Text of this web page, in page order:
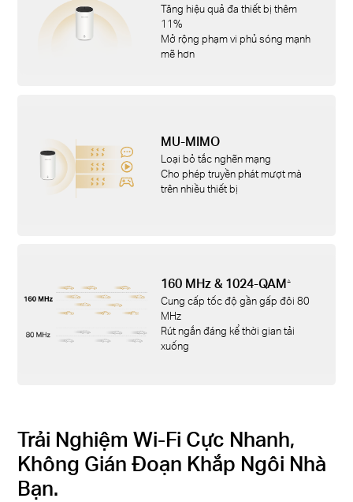
Tăng hiệu quả đa thiết bị thêm
11%
Mở rộng phạm vi phủ sóng mạnh
mẽ hơn
MU-MIMO
Loại bỏ tắc nghẽn mạng
Cho phép truyền phát mượt mà
trên nhiều thiết bị
160 MHz & 1024-QAM△
Cung cấp tốc độ gần gấp đôi 80
MHz
Rút ngắn đáng kể thời gian tải
xuống
Trải Nghiệm Wi-Fi Cực Nhanh,
Không Gián Đoạn Khắp Ngôi Nhà
Bạn.